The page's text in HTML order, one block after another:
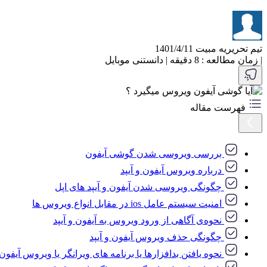
تیم تحریریه مبیت 1401/4/11
| زمان مطالعه : 8 دقیقه | دانستنی موبایل
فهرست مقاله
بررسی ویروسی شدن گوشی آیفون
درباره ویروس آیفون و آیپد
چگونگی ویروسی شدن آیفون و آیپد های اپل
امنیت سیستم عامل ios در مقابل انواع ویروس ها
نحوه‌ی آگاهی از ورود ویروس به آیفون و آیپد
چگونگی حذف ویروس آیفون و آیپد
نحوه یافتن بدافزارها یا برنامه های ویرانگر یا ویروس آیفون